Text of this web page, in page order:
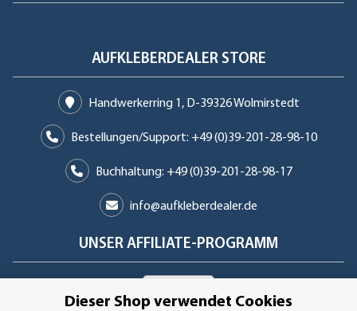
AUFKLEBERDEALER STORE
Handwerkerring 1, D-39326 Wolmirstedt
Bestellungen/Support: +49 (0)39-201-28-98-10
Buchhaltung: +49 (0)39-201-28-98-17
info@aufkleberdealer.de
UNSER AFFILIATE-PROGRAMM
Dieser Shop verwendet Cookies